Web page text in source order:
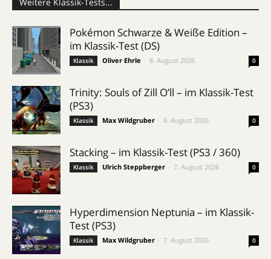
Pokémon Schwarze & Weiße Edition –
im Klassik-Test (DS)
Klassik Oliver Ehrle 8. August 2026 0
Trinity: Souls of Zill O’ll – im Klassik-Test
(PS3)
Klassik Max Wildgruber 8. August 2026 0
Stacking – im Klassik-Test (PS3 / 360)
Klassik Ulrich Steppberger 7. August 2026 0
Hyperdimension Neptunia – im Klassik-
Test (PS3)
Klassik Max Wildgruber 7. August 2026 0